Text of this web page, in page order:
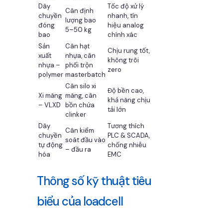
Dây
chuyền
đóng
bao
Cân định
lượng bao
5–50 kg
Tốc độ xử lý
nhanh, tín
hiệu analog
chính xác
Sản
xuất
nhựa –
polymer
Cân hạt
nhựa, cân
phối trộn
masterbatch
Chịu rung tốt,
không trôi
zero
Xi măng
– VLXD
Cân silo xi
măng, cân
bồn chứa
clinker
Độ bền cao,
khả năng chịu
tải lớn
Dây
chuyền
tự động
hóa
Cân kiểm
soát đầu vào
– đầu ra
Tương thích
PLC & SCADA,
chống nhiễu
EMC
Thông số kỹ thuật tiêu
biểu của loadcell